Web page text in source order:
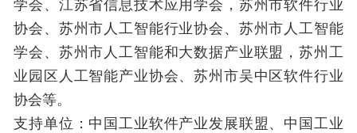
学会、江苏省信息技术应用学会，苏州市软件行业
协会、苏州市人工智能行业协会、苏州市人工智能
学会、苏州市人工智能和大数据产业联盟，苏州工
业园区人工智能产业协会、苏州市吴中区软件行业
协会等。
支持单位：中国工业软件产业发展联盟、中国工业